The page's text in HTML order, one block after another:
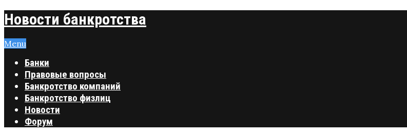
Новости банкротства
Menu
Банки
Правовые вопросы
Банкротство компаний
Банкротство физлиц
Новости
Форум